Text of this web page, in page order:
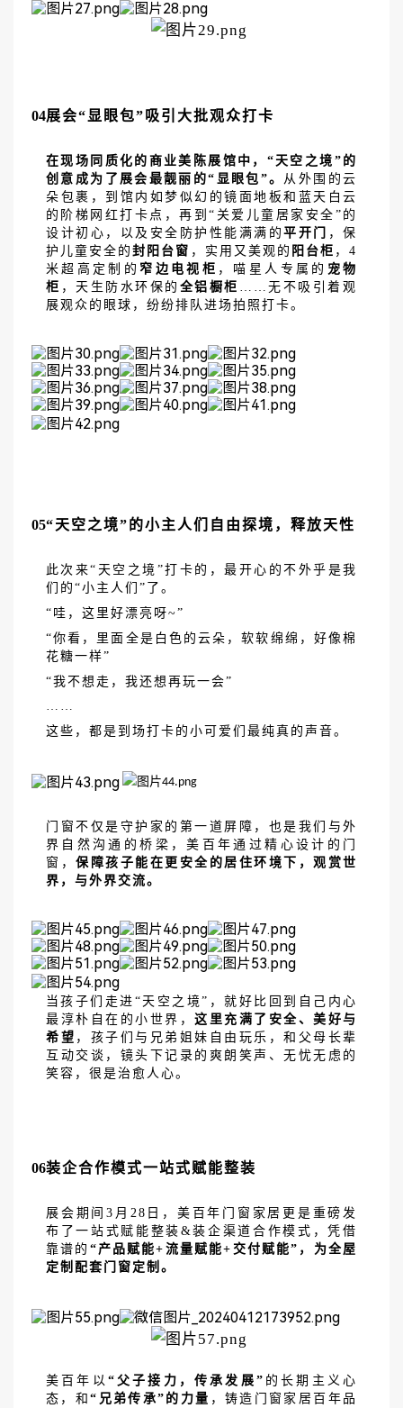
04展会“显眼包”吸引大批观众打卡
在现场同质化的商业美陈展馆中， “天空之境”的
创意成为了展会最靓丽的“显眼包”。
从外围的云
朵包裹，到馆内如梦似幻的镜面地板和蓝天白云
的阶梯网红打卡点，再到“关爱儿童居家安全”的
设计初心，以及安全防护性能满满的 平开门
，保
护儿童安全的封阳台窗 ，实用又美观的 阳台柜 ，4
米超高定制的 窄边电视柜 ，喵星人专属的 宠物
柜 ，天生防水环保的 全铝橱柜
……无不吸引着观
展观众的眼球，纷纷排队进场拍照打卡。
05“天空之境”的小主人们自由探境，释放天性
此次来“天空之境”打卡的，最开心的不外乎是我
们的“小主人们”了。
“哇，这里好漂亮呀~”
“你看，里面全是白色的云朵，软软绵绵，好像棉
花糖一样”
“我不想走，我还想再玩一会”
这些，都是到场打卡的小可爱们最纯真的声音。
门窗不仅是守护家的第一道屏障，也是我们与外
界自然沟通的桥梁，美百年通过精心设计的门
窗， 保障孩子能在更安全的居住环境下，观赏世
界，与外界交流。
当孩子们走进 “天空之境”，就好比回到自己内心
最淳朴自在的小世界， 这里充满了安全、美好与
希望 ，孩子们与兄弟姐妹自由玩乐，和父母长辈
互动交谈，镜头下记录的爽朗笑声、无忧无虑的
笑容，很是治愈人心。
06装企合作模式一站式赋能整装
展会期间 3月28日，美百年门窗家居更是重磅发
布了一站式赋能整装&装企渠道合作模式，凭借
靠谱的 “产品赋能+流量赋能+交付赋能”，为全屋
定制配套门窗定制。
美百年以 “父子接力，传承发展” 的长期主义心
态，和“兄弟传承”的力量 ，铸造门窗家居百年品